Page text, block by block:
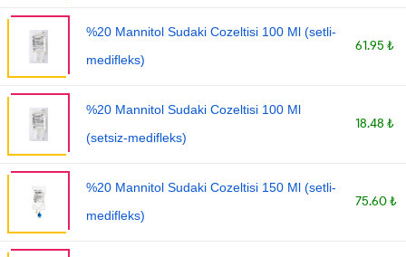
%20 Mannitol Sudaki Cozeltisi 100 Ml (setli-
medifleks)
61.95 ₺
%20 Mannitol Sudaki Cozeltisi 100 Ml
(setsiz-medifleks)
18.48 ₺
%20 Mannitol Sudaki Cozeltisi 150 Ml (setli-
medifleks)
75.60 ₺